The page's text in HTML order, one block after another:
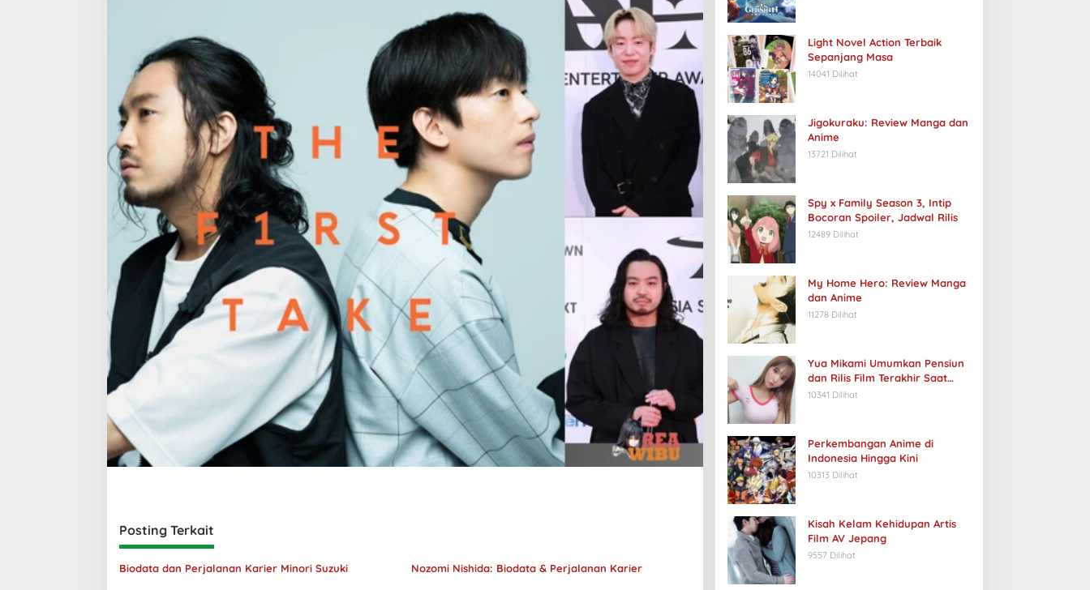
Posting Terkait
Biodata dan Perjalanan Karier Minori Suzuki Nozomi Nishida: Biodata & Perjalanan Karier
Light Novel Action Terbaik
Sepanjang Masa
14041 Dilihat
Jigokuraku: Review Manga dan
Anime
13721 Dilihat
Spy x Family Season 3, Intip
Bocoran Spoiler, Jadwal Rilis
12489 Dilihat
My Home Hero: Review Manga
dan Anime
11278 Dilihat
Yua Mikami Umumkan Pensiun
dan Rilis Film Terakhir Saat
Ulang Tahun
10341 Dilihat
Perkembangan Anime di
Indonesia Hingga Kini
10313 Dilihat
Kisah Kelam Kehidupan Artis
Film AV Jepang
9557 Dilihat